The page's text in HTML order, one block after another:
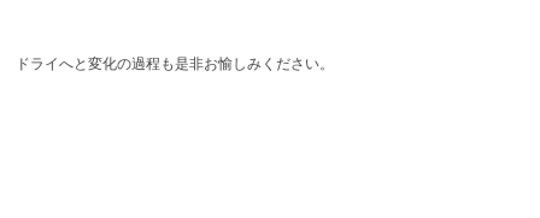
ドライへと変化の過程も是非お愉しみください。